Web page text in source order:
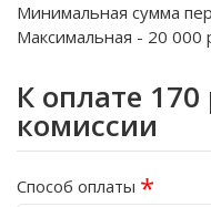
Минимальная сумма
Максимальная - 20 000
К оплате 170
комиссии
Способ оплаты *